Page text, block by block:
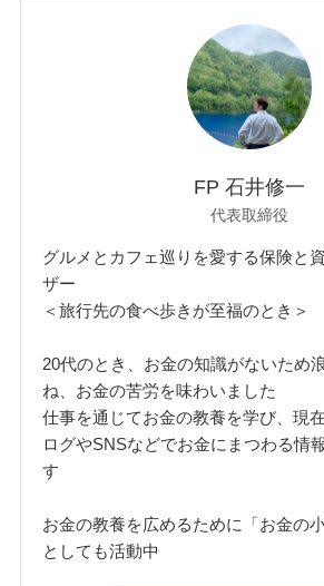
FP 石井修一
代表取締役
グルメとカフェ巡りを愛する保険と
ザー
＜旅行先の食べ歩きが至福のとき＞
20代のとき、お金の知識がないため
ね、お金の苦労を味わいました
仕事を通じてお金の教養を学び、現
ログやSNSなどでお金にまつわる情
す
お金の教養を広めるために「お金の
としても活動中